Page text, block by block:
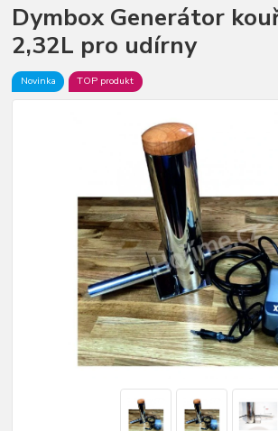
Dymbox Generátor
2,32L pro udírny
Novinka TOP produkt